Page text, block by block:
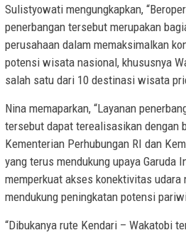
Sulistyowati mengungkapkan,
penerbangan tersebut merupakan
perusahaan dalam memaksimalkan
potensi wisata nasional, khususnya
salah satu dari 10 destinasi wisata
Nina memaparkan, “Layanan
tersebut dapat terealisasikan dengan
Kementerian Perhubungan RI dan
yang terus mendukung upaya Garuda
memperkuat akses konektivitas
mendukung peningkatan potensi
“Dibukanya rute Kendari – Wakatobi